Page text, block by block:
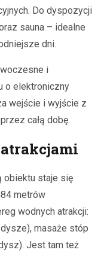
Do dyspozycji
sauna – idealne
dni.
i
o elektroniczny
wejście i wyjście z
całą dobę.
obiektu staje się
metrów
wodnych atrakcji:
masaże stóp
Jest tam też